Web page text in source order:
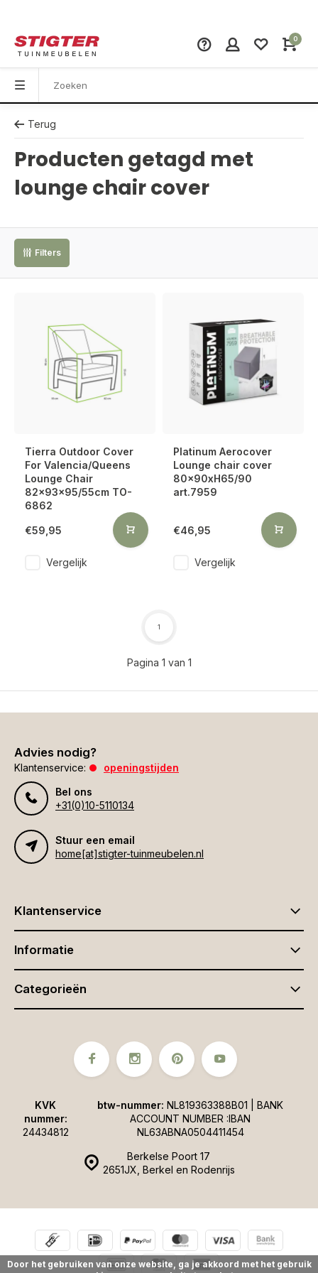
0
Terug
Producten getagd met
lounge chair cover
Filters
Tierra Outdoor Cover
For Valencia/Queens
Lounge Chair
82x93x95/55cm TO-
6862
€59,95
Vergelijk
Platinum Aerocover
Lounge chair cover
80x90xH65/90
art.7959
€46,95
Vergelijk
Pagina 1 van 1
1
Advies nodig?
Klantenservice:
openingstijden
Bel ons
+31(0)10-5110134
Stuur een email
home[at]stigter-tuinmeubelen.nl
Klantenservice
Informatie
Categorieën
Berkelse Poort 17
2651JX, Berkel en Rodenrijs
KVK
nummer:
24434812
btw-nummer: NL819363388B01 | BANK
ACCOUNT NUMBER :IBAN
NL63ABNA0504411454
Door het gebruiken van onze website, ga je akkoord met het gebruik